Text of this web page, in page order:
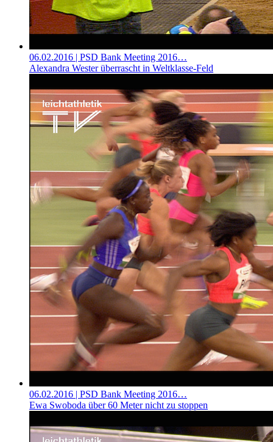
06.02.2016 | PSD Bank Meeting 2016…
Alexandra Wester überrascht in Weltklasse-Feld
06.02.2016 | PSD Bank Meeting 2016…
Ewa Swoboda über 60 Meter nicht zu stoppen